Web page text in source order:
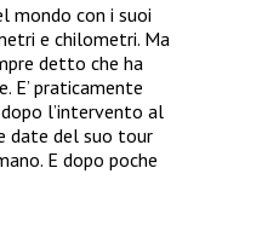
mondo con i suoi
e chilometri. Ma
detto che ha
E’ praticamente
l’intervento al
date del suo tour
E dopo poche